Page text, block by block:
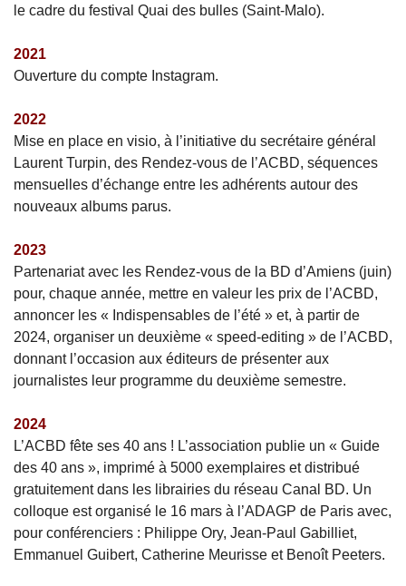
le cadre du festival Quai des bulles (Saint-Malo).
2021
Ouverture du compte Instagram.
2022
Mise en place en visio, à l’initiative du secrétaire général
Laurent Turpin, des Rendez-vous de l’ACBD, séquences
mensuelles d’échange entre les adhérents autour des
nouveaux albums parus.
2023
Partenariat avec les Rendez-vous de la BD d’Amiens (juin)
pour, chaque année, mettre en valeur les prix de l’ACBD,
annoncer les « Indispensables de l’été » et, à partir de
2024, organiser un deuxième « speed-editing » de l’ACBD,
donnant l’occasion aux éditeurs de présenter aux
journalistes leur programme du deuxième semestre.
2024
L’ACBD fête ses 40 ans ! L’association publie un « Guide
des 40 ans », imprimé à 5000 exemplaires et distribué
gratuitement dans les librairies du réseau Canal BD. Un
colloque est organisé le 16 mars à l’ADAGP de Paris avec,
pour conférenciers : Philippe Ory, Jean-Paul Gabilliet,
Emmanuel Guibert, Catherine Meurisse et Benoît Peeters.